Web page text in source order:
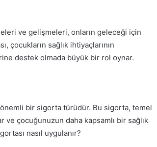
ve gelişmeleri, onların geleceği için
çocukların sağlık ihtiyaçlarının
destek olmada büyük bir rol oynar.
bir sigorta türüdür. Bu sigorta, temel
ve çocuğunuzun daha kapsamlı bir sağlık
nasıl uygulanır?